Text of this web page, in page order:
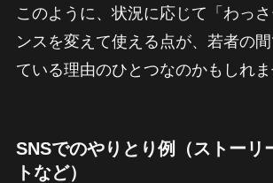
このように、状況に応じて「わっ
ンスを変えて使える点が、若者の
ている理由のひとつなのかもしれま
SNSでのやりとり例（ストーリ
トなど）